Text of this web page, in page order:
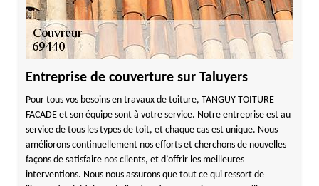
Entreprise de couverture sur Taluyers
Pour tous vos besoins en travaux de toiture, TANGUY TOITURE
FACADE et son équipe sont à votre service. Notre entreprise est au
service de tous les types de toit, et chaque cas est unique. Nous
améliorons continuellement nos efforts et cherchons de nouvelles
façons de satisfaire nos clients, et d’offrir les meilleures
interventions. Nous nous assurons que tout ce qui ressort de